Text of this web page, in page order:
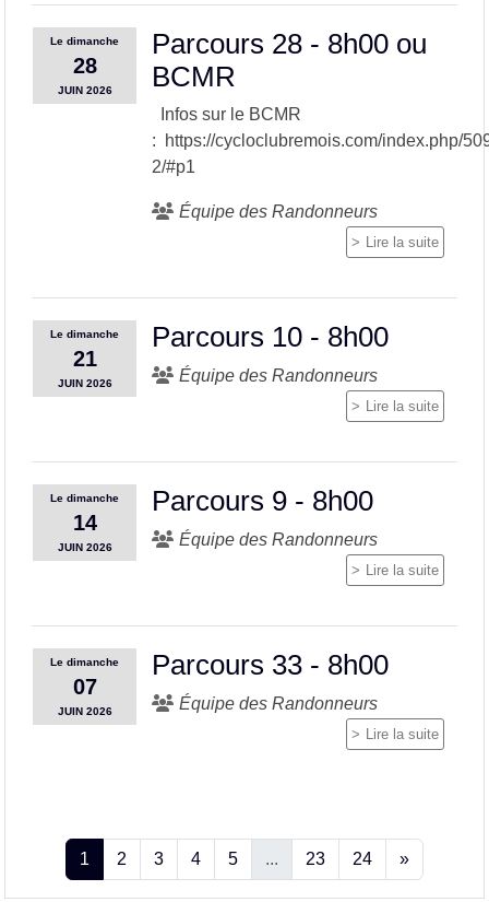
Ledimanche
28
JUIN 2026
Parcours 28 - 8h00 ou
BCMR
Infos sur le BCMR
: https://cycloclubremois.com/index.php/
2/#p1
Équipe des Randonneurs
Lire la suite
Ledimanche
21
JUIN 2026
Parcours 10 - 8h00
Équipe des Randonneurs
Lire la suite
Ledimanche
14
JUIN 2026
Parcours 9 - 8h00
Équipe des Randonneurs
Lire la suite
Ledimanche
07
JUIN 2026
Parcours 33 - 8h00
Équipe des Randonneurs
Lire la suite
1 2 3 4 5 ... 23 24 »